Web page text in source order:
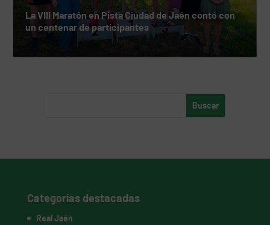
La VIII Maratón en Pista Ciudad de Jaén contó con
un centenar de participantes
Categorías destacadas
Real Jaén